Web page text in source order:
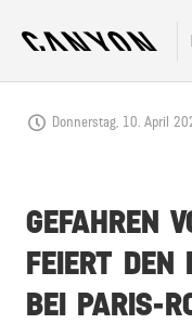
Donnerstag, 10. April
GEFAHREN
FEIERT DEN
BEI PARIS-